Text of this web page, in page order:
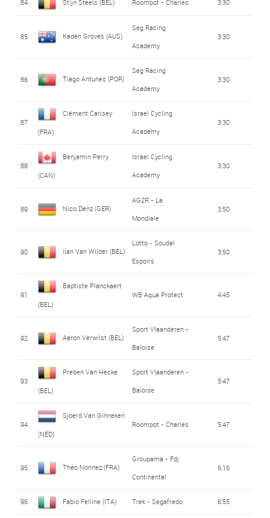
84 Stijn Steels (BEL) Roompot - Charles 3:30
85 Kaden Groves (AUS)
Seg Racing
Academy
3:30
86 Tiago Antunes (POR)
Seg Racing
Academy
3:30
87
Clément Carisey
(FRA)
Israel Cycling
Academy
3:30
88
Benjamin Perry
(CAN)
Israel Cycling
Academy
3:30
89 Nico Denz (GER)
AG2R - La
Mondiale
3:50
90 Ilan Van Wilder (BEL)
Lotto - Soudal
Espoirs
3:50
91
Baptiste Planckaert
(BEL)
WB Aqua Protect 4:45
92 Aaron Verwilst (BEL)
Sport Vlaanderen -
Baloise
5:47
93
Preben Van Hecke
(BEL)
Sport Vlaanderen -
Baloise
5:47
94
Sjoerd Van Ginneken
(NED)
Roompot - Charles 5:47
95 Théo Nonnez (FRA)
Groupama - Fdj
Continental
6:16
96 Fabio Felline (ITA) Trek - Segafredo 6:55